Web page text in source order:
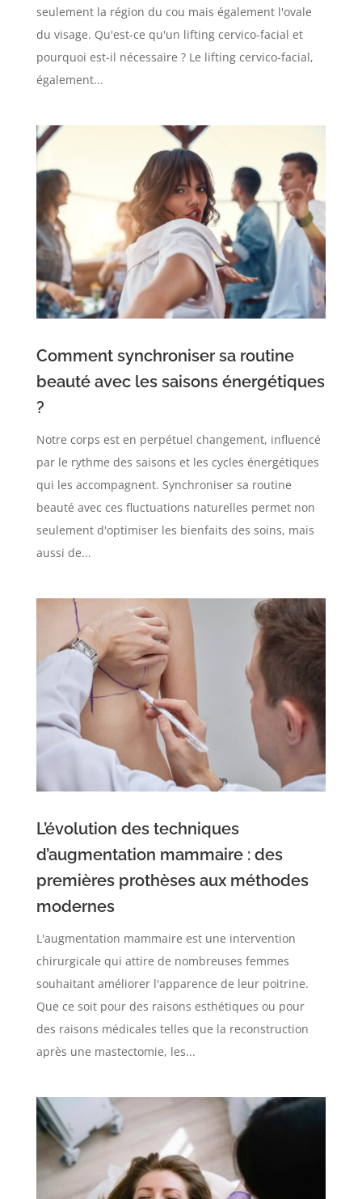
seulement la région du cou mais également l'ovale
du visage. Qu'est-ce qu'un lifting cervico-facial et
pourquoi est-il nécessaire ? Le lifting cervico-facial,
également...
Comment synchroniser sa routine
beauté avec les saisons énergétiques
?
Notre corps est en perpétuel changement, influencé
par le rythme des saisons et les cycles énergétiques
qui les accompagnent. Synchroniser sa routine
beauté avec ces fluctuations naturelles permet non
seulement d'optimiser les bienfaits des soins, mais
aussi de...
L’évolution des techniques
d’augmentation mammaire : des
premières prothèses aux méthodes
modernes
L'augmentation mammaire est une intervention
chirurgicale qui attire de nombreuses femmes
souhaitant améliorer l'apparence de leur poitrine.
Que ce soit pour des raisons esthétiques ou pour
des raisons médicales telles que la reconstruction
après une mastectomie, les...